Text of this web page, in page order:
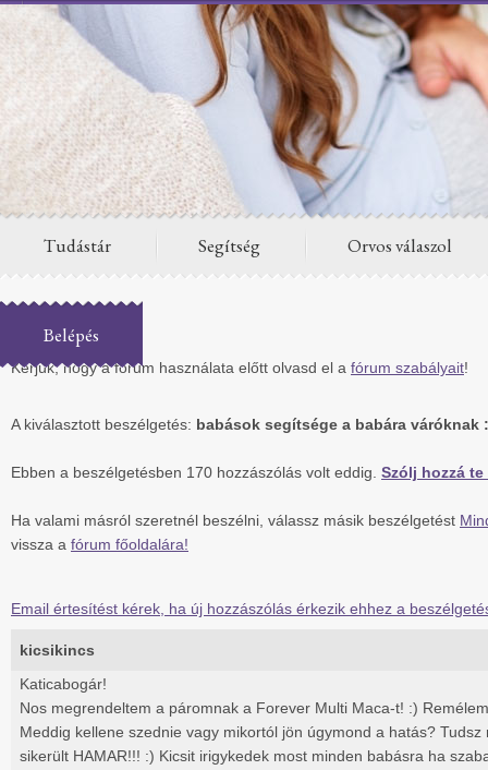
Tudástár Segítség Orvos válaszol
Belépés
Fórum
Kérjük, hogy a fórum használata előtt olvasd el a fórum szabályait!
A kiválasztott beszélgetés: babások segítsége a babára váróknak
Ebben a beszélgetésben 170 hozzászólás volt eddig. Szólj hozzá
Ha valami másról szeretnél beszélni, válassz másik beszélgetést
vissza a fórum főoldalára!
Email értesítést kérek, ha új hozzászólás érkezik ehhez a
kicsikincs
Katicabogár!
Nos megrendeltem a páromnak a Forever Multi Maca-t! :)
Meddig kellene szednie vagy mikortól jön úgymond a hatás?
sikerült HAMAR!!! :) Kicsit irigykedek most minden babásra ha